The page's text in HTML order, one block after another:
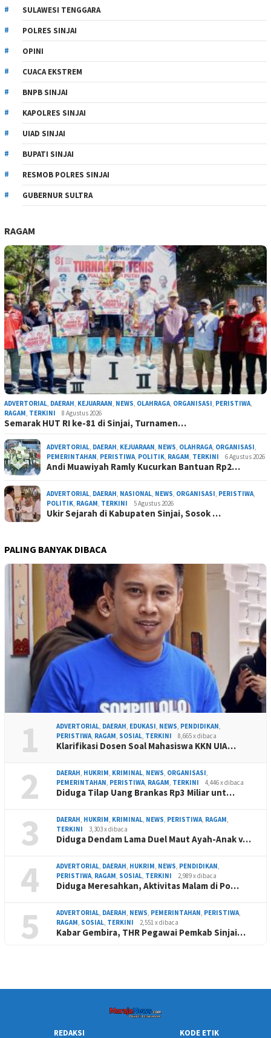
SULAWESI TENGGARA
POLRES SINJAI
OPINI
CUACA EKSTREM
BNPB SINJAI
KAPOLRES SINJAI
UIAD SINJAI
BUPATI SINJAI
RESMOB POLRES SINJAI
GUBERNUR SULTRA
RAGAM
ADVERTORIAL, DAERAH, KEJUARAAN, NEWS, OLAHRAGA, ORGANISASI, PERISTIWA,
RAGAM, TERKINI 8 Agustus 2026
Semarak HUT RI ke-81 di Sinjai, Turnamen…
ADVERTORIAL, DAERAH, KEJUARAAN, NEWS, OLAHRAGA, ORGANISASI,
PEMERINTAHAN, PERISTIWA, POLITIK, RAGAM, TERKINI 6 Agustus 2026
Andi Muawiyah Ramly Kucurkan Bantuan Rp2…
ADVERTORIAL, DAERAH, NASIONAL, NEWS, ORGANISASI, PERISTIWA,
POLITIK, RAGAM, TERKINI 5 Agustus 2026
Ukir Sejarah di Kabupaten Sinjai, Sosok …
PALING BANYAK DIBACA
1 ADVERTORIAL, DAERAH, EDUKASI, NEWS, PENDIDIKAN,
PERISTIWA, RAGAM, SOSIAL, TERKINI 8,665 x dibaca
Klarifikasi Dosen Soal Mahasiswa KKN UIA…
2 DAERAH, HUKRIM, KRIMINAL, NEWS, ORGANISASI,
PEMERINTAHAN, PERISTIWA, RAGAM, TERKINI 4,446 x dibaca
Diduga Tilap Uang Brankas Rp3 Miliar unt…
3 DAERAH, HUKRIM, KRIMINAL, NEWS, PERISTIWA, RAGAM,
TERKINI
3,303 x dibaca
Diduga Dendam Lama Duel Maut Ayah-Anak v…
4 ADVERTORIAL, DAERAH, HUKRIM, NEWS, PENDIDIKAN,
PERISTIWA, RAGAM, SOSIAL, TERKINI 2,989 x dibaca
Diduga Meresahkan, Aktivitas Malam di Po…
5 ADVERTORIAL, DAERAH, NEWS, PEMERINTAHAN, PERISTIWA,
RAGAM, SOSIAL, TERKINI 2,551 x dibaca
Kabar Gembira, THR Pegawai Pemkab Sinjai…
REDAKSI KODE ETIK